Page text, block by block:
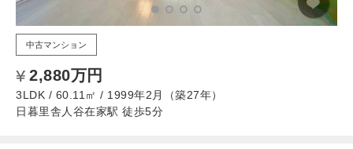
中古マンション
2,880万円
3LDK / 60.11㎡ / 1999年2月（築27年）
日暮里舎人谷在家駅 徒歩5分